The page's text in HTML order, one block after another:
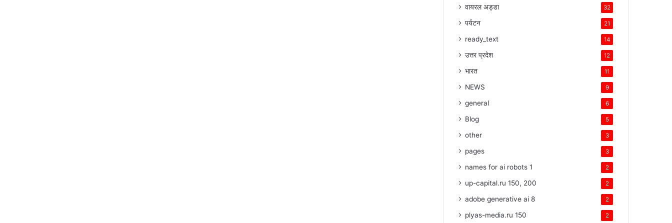
वायरल अड्डा 32
पर्यटन 21
ready_text 14
उत्तर प्रदेश 12
भारत 11
NEWS 9
general 6
Blog 5
other 3
pages 3
names for ai robots 1 2
up-capital.ru 150, 200 2
adobe generative ai 8 2
plyas-media.ru 150 2